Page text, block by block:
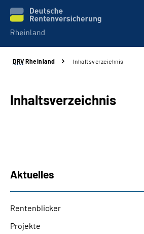
Aktuelles
Beratung und Kontakt
Karriere
Über uns
DRV Rheinland Inhaltsverzeichnis
Inhaltsverzeichnis
Aktuelles
Rentenblicker
Projekte